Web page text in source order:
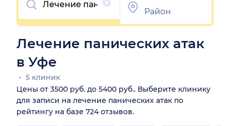
Лечение панических атак
в Уфе
5 клиник
Цены от 3500 руб. до 5400 руб.. Выберите клинику
для записи на лечение панических атак по
рейтингу на базе 724 отзывов.